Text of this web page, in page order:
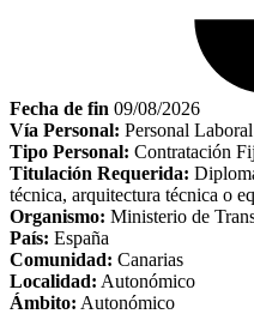
Fecha de fin 09/08/2026
Vía Personal: Personal Laboral
Tipo Personal: Contratación
Titulación Requerida:
técnica, arquitectura técnica o
Organismo: Ministerio de
País: España
Comunidad: Canarias
Localidad: Autonómico
Ámbito: Autonómico